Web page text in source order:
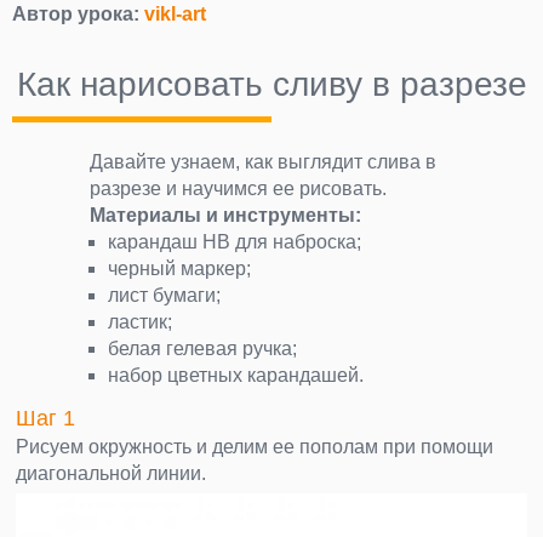
Автор урока: vikl-art
Как нарисовать сливу в разрезе
Давайте узнаем, как выглядит слива в
разрезе и научимся ее рисовать.
Материалы и инструменты:
карандаш НВ для наброска;
черный маркер;
лист бумаги;
ластик;
белая гелевая ручка;
набор цветных карандашей.
Шаг 1
Рисуем окружность и делим ее пополам при помощи
диагональной линии.